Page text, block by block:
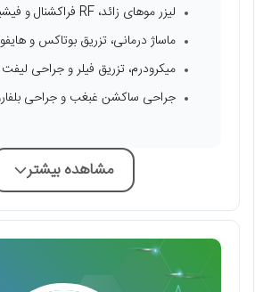
لیزر موهای زائد، RF فراکشنال و فیشیال صورت
ماساژ درمانی، تزریق بوتاکس و
میکرودرم، تزریق فیلر و جراحی
جراحی ساکشن غبغب و جراحی
مشاهده بیشتر